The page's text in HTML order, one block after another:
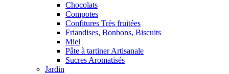
Chocolats
Compotes
Confitures Très fruitées
Friandises, Bonbons, Biscuits
Miel
Pâte à tartiner Artisanale
Sucres Aromatisés
Jardin